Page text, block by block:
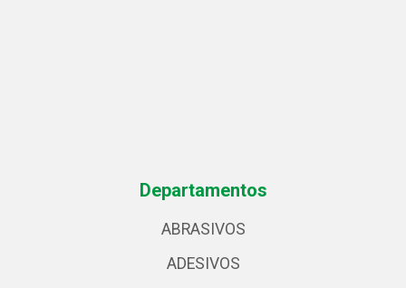
Departamentos
ABRASIVOS
ADESIVOS